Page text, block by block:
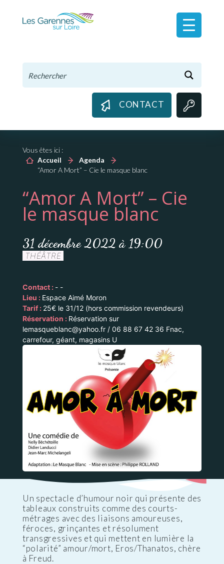
CONTACT
Vous êtes ici :
Accueil
Agenda
“Amor A Mort” – Cie le masque blanc
“Amor A Mort” – Cie
le masque blanc
31 décembre 2022 à 19:00
THÉÂTRE
Contact : - -
Lieu : Espace Aimé Moron
Tarif : 25€ le 31/12 (hors commission revendeurs)
Réservation : Réservation sur
lemasqueblanc@yahoo.fr / 06 88 67 42 36 Fnac,
carrefour, géant, magasins U
Un spectacle d’humour noir qui présente des
tableaux construits comme des courts-
métrages avec des liaisons amoureuses,
féroces, grinçantes et résolument
transgressives et qui mettent en lumière la
“polarité” amour/mort, Eros/Thanatos, chère
à Freud.